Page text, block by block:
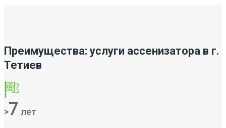
Преимущества: услуги ассенизатора в г.
Тетиев
>7 лет